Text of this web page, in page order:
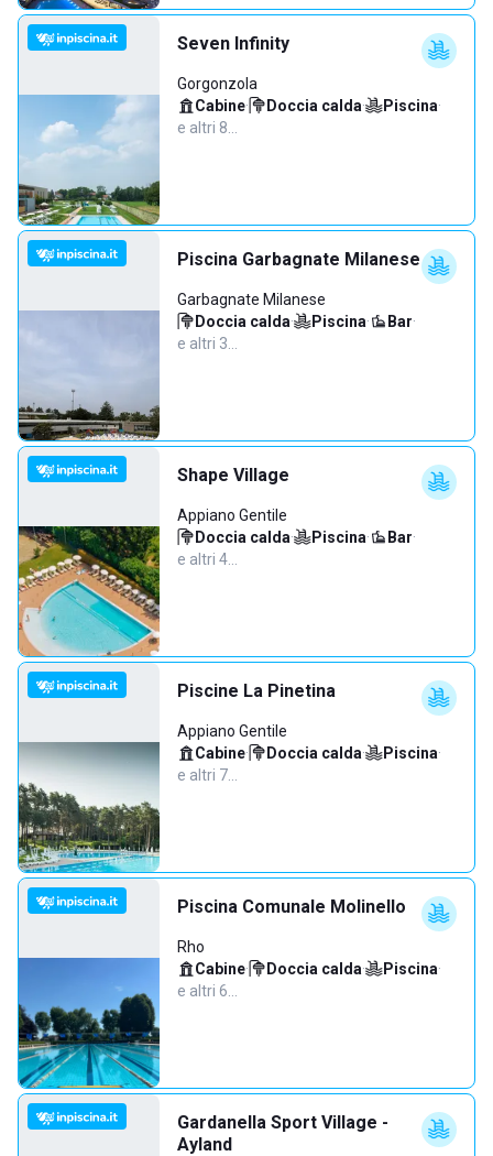
Seven Infinity
Gorgonzola
Cabine· Doccia calda· Piscina·
e altri 8…
Piscina Garbagnate Milanese
Garbagnate Milanese
Doccia calda· Piscina· Bar·
e altri 3…
Shape Village
Appiano Gentile
Doccia calda· Piscina· Bar·
e altri 4…
Piscine La Pinetina
Appiano Gentile
Cabine· Doccia calda· Piscina·
e altri 7…
Piscina Comunale Molinello
Rho
Cabine· Doccia calda· Piscina·
e altri 6…
Gardanella Sport Village -
Ayland